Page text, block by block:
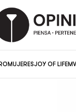
MUJERESJOY OF LIFE